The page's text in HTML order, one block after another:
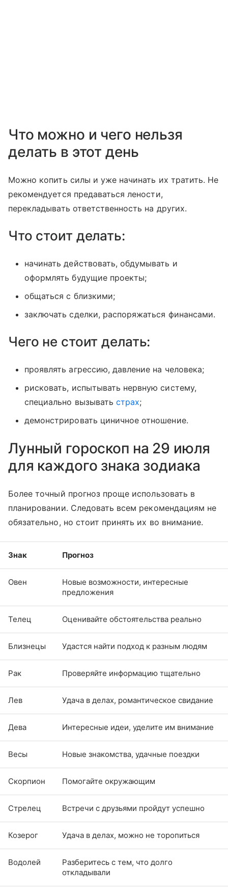
Что можно и чего нельзя
делать в этот день
Можно копить силы и уже начинать их тратить. Не
рекомендуется предаваться лености,
перекладывать ответственность на других.
Что стоит делать:
начинать действовать, обдумывать и
оформлять будущие проекты;
общаться с близкими;
заключать сделки, распоряжаться финансами.
Чего не стоит делать:
проявлять агрессию, давление на человека;
рисковать, испытывать нервную систему,
специально вызывать страх;
демонстрировать циничное отношение.
Лунный гороскоп на 29 июля
для каждого знака зодиака
Более точный прогноз проще использовать в
планировании. Следовать всем рекомендациям не
обязательно, но стоит принять их во внимание.
Знак Прогноз
Овен
Новые возможности, интересные
предложения
Телец Оценивайте обстоятельства реально
Близнецы Удастся найти подход к разным людям
Рак Проверяйте информацию тщательно
Лев Удача в делах, романтическое свидание
Дева Интересные идеи, уделите им внимание
Весы Новые знакомства, удачные поездки
Скорпион Помогайте окружающим
Стрелец Встречи с друзьями пройдут успешно
Козерог Удача в делах, можно не торопиться
Водолей
Разберитесь с тем, что долго
откладывали